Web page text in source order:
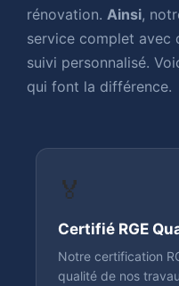
rénovation. Ainsi,
service complet avec
suivi personnalisé.
qui font la différence.
🏅
Certifié RGE
Notre certification
qualité de nos